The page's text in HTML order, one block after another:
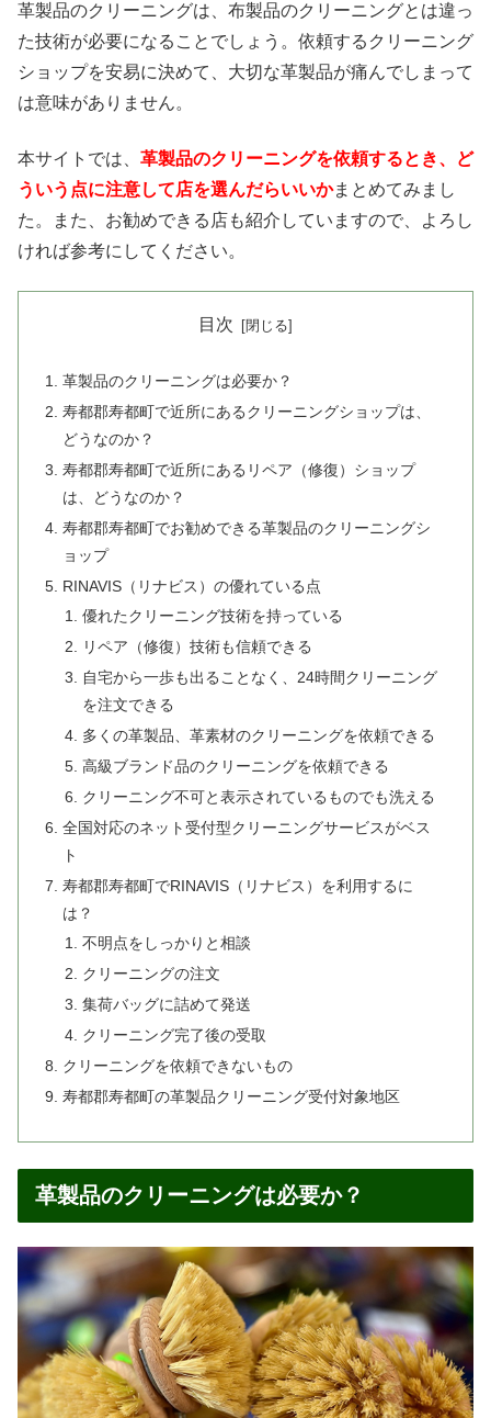
革製品のクリーニングは、布製品のクリーニングとは違っ
た技術が必要になることでしょう。依頼するクリーニング
ショップを安易に決めて、大切な革製品が痛んでしまって
は意味がありません。
本サイトでは、 革製品のクリーニングを依頼するとき、ど
ういう点に注意して店を選んだらいいかまとめてみまし
た。また、お勧めできる店も紹介していますので、よろし
ければ参考にしてください。
目次
革製品のクリーニングは必要か？
寿都郡寿都町で近所にあるクリーニングショップは、
どうなのか？
寿都郡寿都町で近所にあるリペア（修復）ショップ
は、どうなのか？
寿都郡寿都町でお勧めできる革製品のクリーニングシ
ョップ
RINAVIS（リナビス）の優れている点
優れたクリーニング技術を持っている
リペア（修復）技術も信頼できる
自宅から一歩も出ることなく、24時間クリーニング
を注文できる
多くの革製品、革素材のクリーニングを依頼できる
高級ブランド品のクリーニングを依頼できる
クリーニング不可と表示されているものでも洗える
全国対応のネット受付型クリーニングサービスがベス
ト
寿都郡寿都町でRINAVIS（リナビス）を利用するに
は？
不明点をしっかりと相談
クリーニングの注文
集荷バッグに詰めて発送
クリーニング完了後の受取
クリーニングを依頼できないもの
寿都郡寿都町の革製品クリーニング受付対象地区
革製品のクリーニングは必要か？